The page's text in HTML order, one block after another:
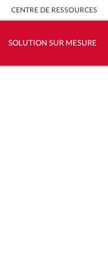
CENTRE DE RESSOURCES
SOLUTION SUR MESURE